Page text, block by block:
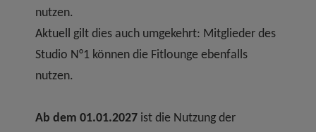
nutzen.
Aktuell gilt dies auch umgekehrt: Mitglieder des
Studio N°1 können die Fitlounge ebenfalls
nutzen.
Ab dem 01.01.2027 ist die Nutzung der